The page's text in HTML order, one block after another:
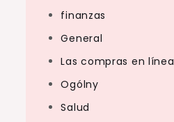
finanzas
General
Las compras en línea
Ogólny
Salud